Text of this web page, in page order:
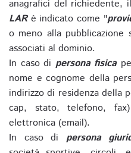
anagrafici del richiedente, il
LARè indicato come "
o meno alla
associati al dominio.
In caso di persona fisica
nome e cognome della
indirizzo di residenza della
cap, stato, telefono,
elettronica (email).
In caso di persona